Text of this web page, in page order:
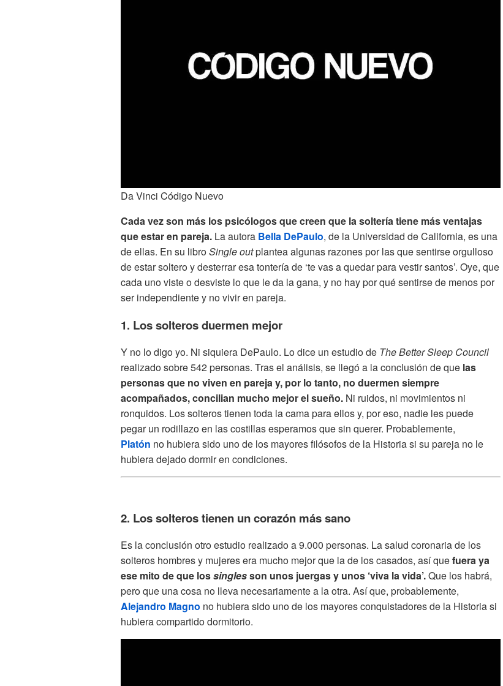
Da Vinci Código Nuevo
Cada vez son más los psicólogos que creen que la soltería tiene más ventajas
que estar en pareja. La autora Bella DePaulo, de la Universidad de California, es una
de ellas. En su libroSingle outplantea algunas razones por las que sentirse orgulloso
de estar soltero y desterrar esa tontería de ‘te vas a quedar para vestir santos’. Oye, que
cada uno viste o desviste lo que le da la gana, y no hay por qué sentirse de menos por
ser independiente y no vivir en pareja.
1. Los solteros duermen mejor
Y no lo digo yo. Ni siquiera DePaulo. Lo dice un estudio de The Better Sleep Council
realizado sobre 542 personas. Tras el análisis, se llegó a la conclusión de que las
personas que no viven en pareja y, por lo tanto, no duermen siempre
acompañados, concilian mucho mejor el sueño. Ni ruidos, ni movimientos ni
ronquidos. Los solteros tienen toda la cama para ellos y, por eso, nadie les puede
pegar un rodillazo en las costillas esperamos que sin querer. Probablemente,
Platón no hubiera sido uno de los mayores filósofos de la Historia si su pareja no le
hubiera dejado dormir en condiciones.
2. Los solteros tienen un corazón más sano
Es la conclusión otro estudio realizado a 9.000 personas. La salud coronaria de los
solteros hombres y mujeres era mucho mejor que la de los casados, así quefuera ya
ese mito de que lossinglesson unos juergas y unos ‘viva la vida’.Que los habrá,
pero que una cosa no lleva necesariamente a la otra. Así que, probablemente,
Alejandro Magno no hubiera sido uno de los mayores conquistadores de la Historia si
hubiera compartido dormitorio.